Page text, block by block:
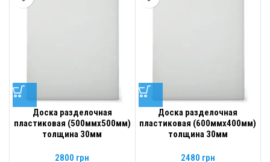
Доска разделочная
пластиковая (500ммх500мм)
толщина 30мм
2800 грн
Доска разделочная
пластиковая (600ммх400мм)
толщина 30мм
2480 грн